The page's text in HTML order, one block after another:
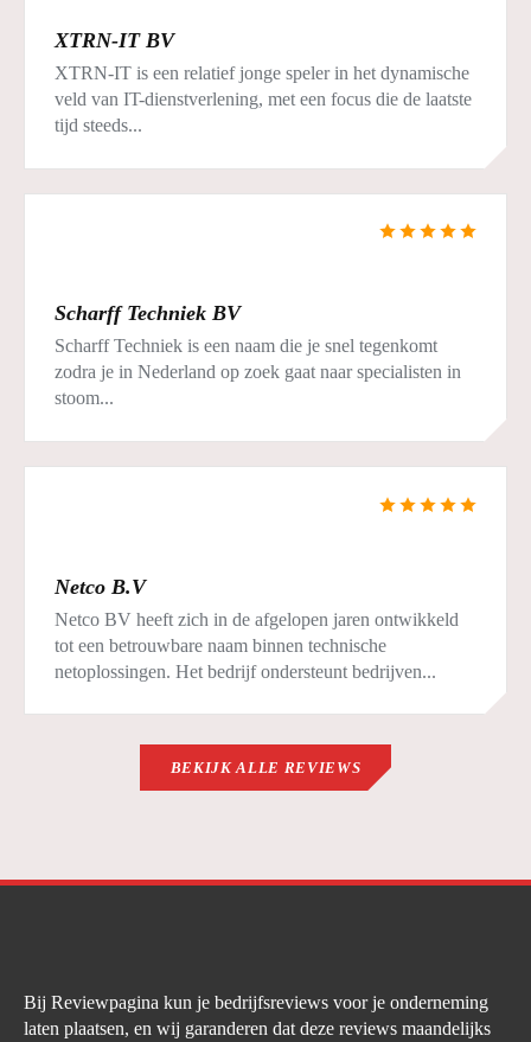
XTRN-IT BV
XTRN-IT is een relatief jonge speler in het dynamische
veld van IT-dienstverlening, met een focus die de laatste
tijd steeds...
Scharff Techniek BV
Scharff Techniek is een naam die je snel tegenkomt
zodra je in Nederland op zoek gaat naar specialisten in
stoom...
Netco B.V
Netco BV heeft zich in de afgelopen jaren ontwikkeld
tot een betrouwbare naam binnen technische
netoplossingen. Het bedrijf ondersteunt bedrijven...
BEKIJK ALLE REVIEWS
Bij Reviewpagina kun je bedrijfsreviews voor je onderneming
laten plaatsen, en wij garanderen dat deze reviews maandelijks